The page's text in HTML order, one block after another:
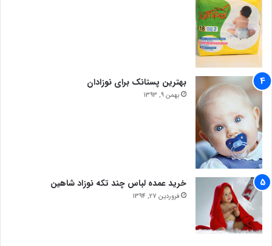
بهترین پستانک برای نوزادان
بهمن 9, 1393
خرید عمده لباس چند تکه نوزاد شاهین
فروردین 27, 1394